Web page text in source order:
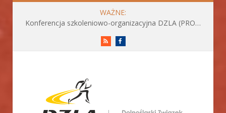
WAŻNE:
Konferencja szkoleniowo-organizacyjna DZLA (PROGRAM już do pobrania)
RSS